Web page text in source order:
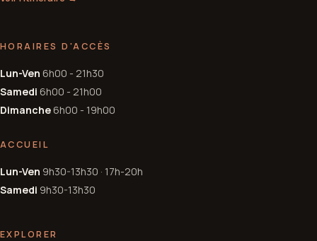
HORAIRES D'ACCÈS
Lun-Ven 6h00 - 21h30
Samedi 6h00 - 21h00
Dimanche6h00 - 19h00
ACCUEIL
Lun-Ven 9h30-13h30 · 17h-20h
Samedi 9h30-13h30
EXPLORER